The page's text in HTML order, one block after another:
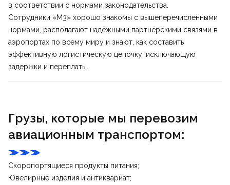
в соответствии с нормами законодательства.
Сотрудники «М3» хорошо знакомы с вышеперечисленными
нормами, располагают надёжными партнёрскими связями в
аэропортах по всему миру и знают, как составить
эффективную логистическую цепочку , исключающую
задержки и переплаты.
Грузы, которые мы перевозим
авиационным транспортом:
Скоропортящиеся продукты питания;
Ювелирные изделия и антиквариат;